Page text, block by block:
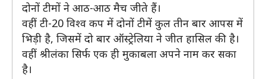
दोनों टीमों ने आठ-आठ मैच जीते हैं।
वहीं टी-20 विश्व कप में दोनों टीमें कुल तीन बार आपस में
भिड़ी है, जिसमें दो बार ऑस्ट्रेलिया ने जीत हासिल की है।
वहीं श्रीलंका सिर्फ एक ही मुकाबला अपने नाम कर सका
है।